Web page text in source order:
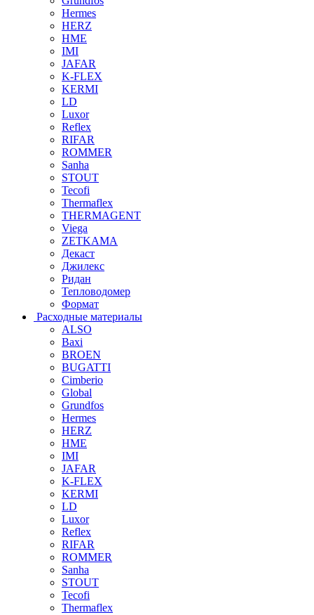
Hermes
HERZ
HME
IMI
JAFAR
K-FLEX
KERMI
LD
Luxor
Reflex
RIFAR
ROMMER
Sanha
STOUT
Tecofi
Thermaflex
THERMAGENT
Viega
ZETKAMA
Декаст
Джилекс
Ридан
Тепловодомер
Формат
Расходные материалы
ALSO
Baxi
BROEN
BUGATTI
Cimberio
Global
Grundfos
Hermes
HERZ
HME
IMI
JAFAR
K-FLEX
KERMI
LD
Luxor
Reflex
RIFAR
ROMMER
Sanha
STOUT
Tecofi
Thermaflex